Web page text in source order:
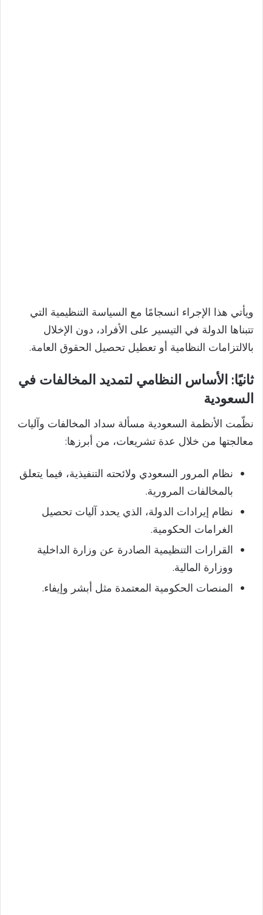
ويأتي هذا الإجراء انسجامًا مع السياسة التنظيمية التي
تتبناها الدولة في التيسير على الأفراد، دون الإخلال
بالالتزامات النظامية أو تعطيل تحصيل الحقوق العامة.
ثانيًا: الأساس النظامي لتمديد المخالفات في
السعودية
نظّمت الأنظمة السعودية مسألة سداد المخالفات وآليات
معالجتها من خلال عدة تشريعات، من أبرزها:
نظام المرور السعودي ولائحته التنفيذية، فيما يتعلق
بالمخالفات المرورية.
نظام إيرادات الدولة، الذي يحدد آليات تحصيل
الغرامات الحكومية.
القرارات التنظيمية الصادرة عن وزارة الداخلية
ووزارة المالية.
المنصات الحكومية المعتمدة مثل أبشر وإيفاء.